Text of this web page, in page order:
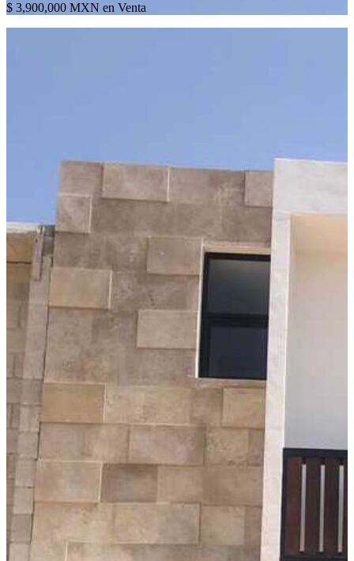
$ 3,900,000 MXN en Venta